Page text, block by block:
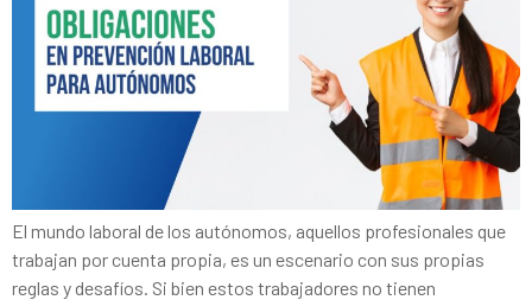
El mundo laboral de los autónomos, aquellos profesionales que
trabajan por cuenta propia, es un escenario con sus propias
reglas y desafíos. Si bien estos trabajadores no tienen